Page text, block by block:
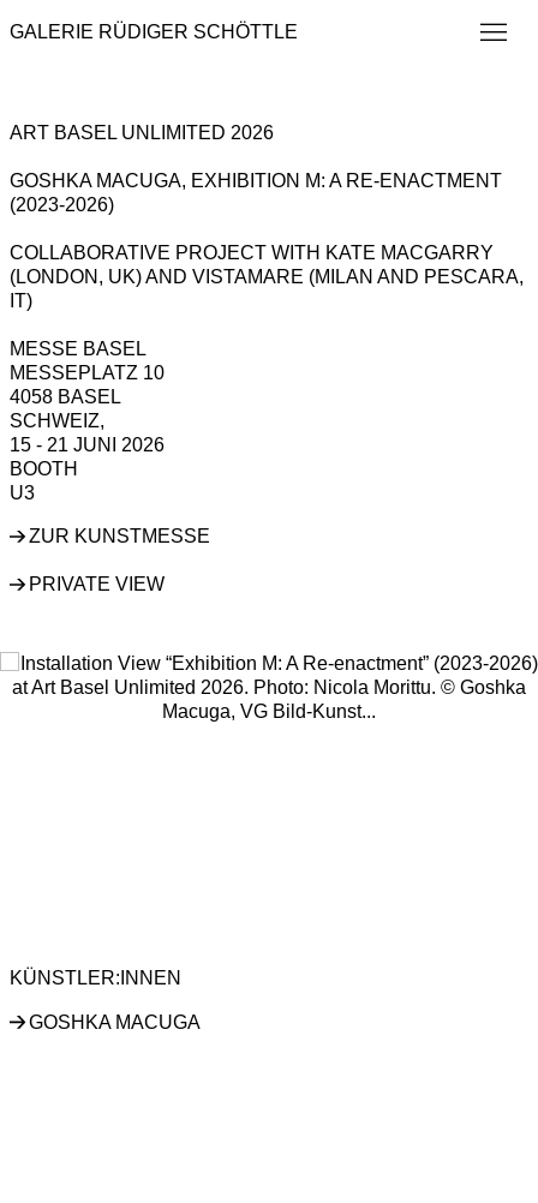
GALERIE RÜDIGER SCHÖTTLE
ART BASEL UNLIMITED 2026
GOSHKA MACUGA, EXHIBITION M: A RE-ENACTMENT
(2023-2026)
COLLABORATIVE PROJECT WITH KATE MACGARRY
(LONDON, UK) AND VISTAMARE (MILAN AND PESCARA,
IT)
MESSE BASEL
MESSEPLATZ 10
4058 BASEL
SCHWEIZ,
15 - 21 JUNI 2026
Open a larger version of the following image in a popup:
U3
PRIVATE VIEW
GOSHKA MACUGA